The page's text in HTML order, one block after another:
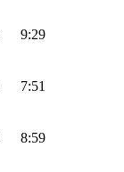
9:29
7:51
8:59